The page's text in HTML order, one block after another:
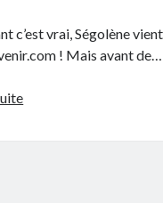
c’est vrai, Ségolène
! Mais avant de…
Les